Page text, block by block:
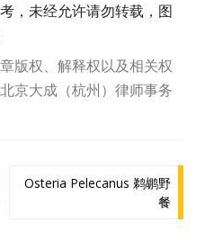
谈
讯
，未经允许请勿转载，图
版权、解释权以及相关权
京大成（杭州）律师事务
Osteria Pelecanus 鹈鹕野
餐